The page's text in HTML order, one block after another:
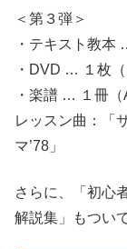
＜第３弾＞
・テキスト教本
・DVD … １枚（
・楽譜 … １冊
レッスン曲：「
マ’78」
さらに、「初心
解説集」もつい